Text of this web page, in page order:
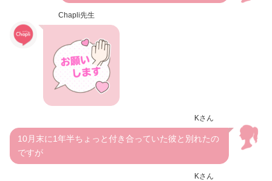
Chapli先生
Kさん
10月末に1年半ちょっと付き合っていた彼と別れたの
ですが
Kさん